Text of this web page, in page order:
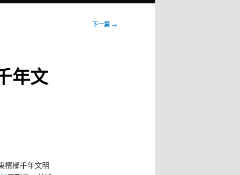
下一篇 →
年文
檳榔千年文明